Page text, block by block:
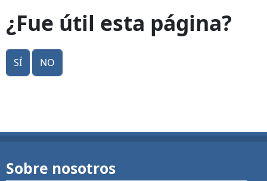
¿Fue útil esta página?
Sí No
Sobre nosotros